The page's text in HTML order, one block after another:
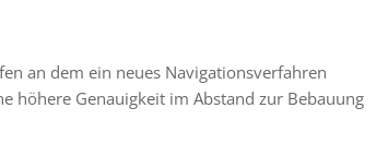
an dem ein neues Navigationsverfahren
höhere Genauigkeit im Abstand zur Bebauung